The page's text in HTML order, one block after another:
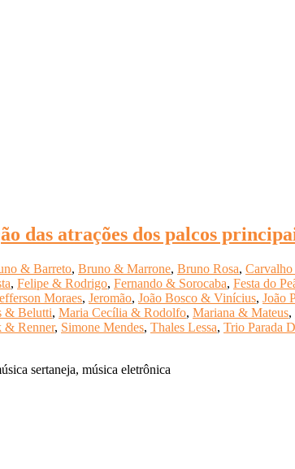
das atrações dos palcos
& Barreto, Bruno & Marrone, Bruno Rosa,
, Felipe & Rodrigo, Fernando & Sorocaba, Festa do
Moraes, Jeromão, João Bosco & Vinícius, João
& Belutti, Maria Cecília & Rodolfo, Mariana & Mateus,
& Renner, Simone Mendes, Thales Lessa, Trio Parada
sertaneja, música eletrônica